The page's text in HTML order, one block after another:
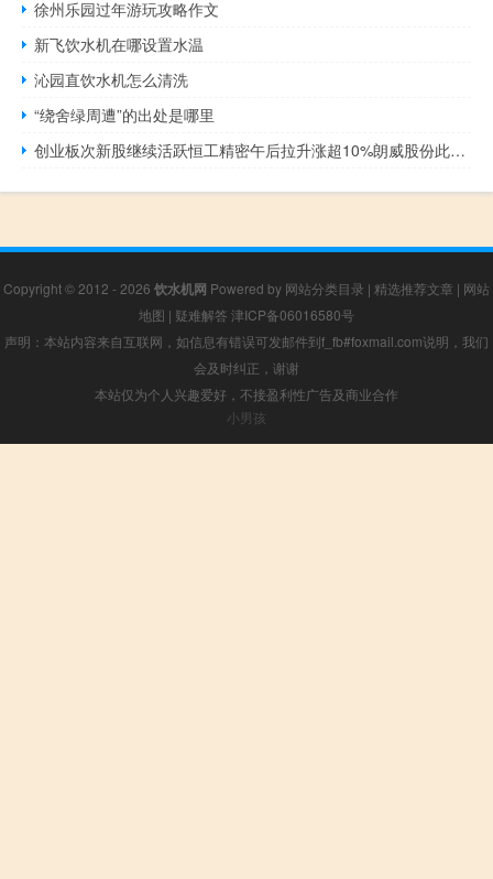
徐州乐园过年游玩攻略作文
新飞饮水机在哪设置水温
沁园直饮水机怎么清洗
“绕舍绿周遭”的出处是哪里
创业板次新股继续活跃恒工精密午后拉升涨超10%朗威股份此前涨停同星科技、智信精密、金凯生科、科源制药等涨超6%
Copyright © 2012 - 2026 饮水机网 Powered by 网站分类目录 | 精选推荐文章 | 网站
地图 | 疑难解答 津ICP备06016580号
声明：本站内容来自互联网，如信息有错误可发邮件到f_fb#foxmail.com说明，我们
会及时纠正，谢谢
本站仅为个人兴趣爱好，不接盈利性广告及商业合作
小男孩